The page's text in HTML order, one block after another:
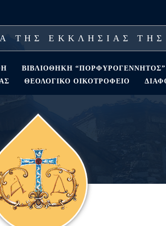
ΤΗΣ ΕΚΚΛΗΣΙΑΣ
ΒΙΒΛΙΟΘΗΚΗ “ΠΟΡΦΥΡΟΓΕΝΝΗΤΟΣ”
ΘΕΟΛΟΓΙΚΌ ΟΙΚΟΤΡΟΦΕΊΟ